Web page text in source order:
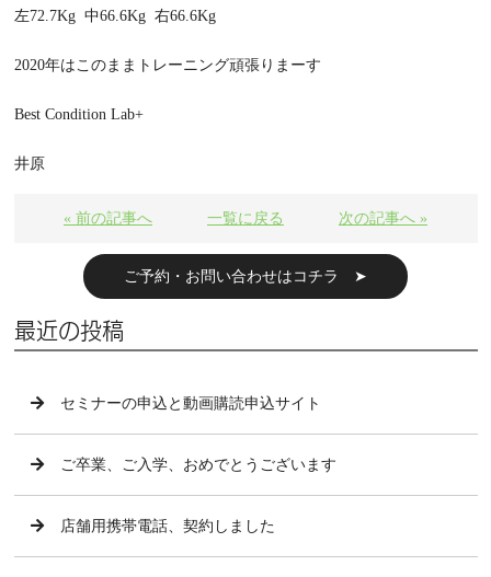
左72.7Kg 中66.6Kg 右66.6Kg
2020年はこのままトレーニング頑張りまーす
Best Condition Lab+
井原
« 前の記事へ 一覧に戻る 次の記事へ »
ご予約・お問い合わせはコチラ ➤
最近の投稿
セミナーの申込と動画購読申込サイト
ご卒業、ご入学、おめでとうございます
店舗用携帯電話、契約しました